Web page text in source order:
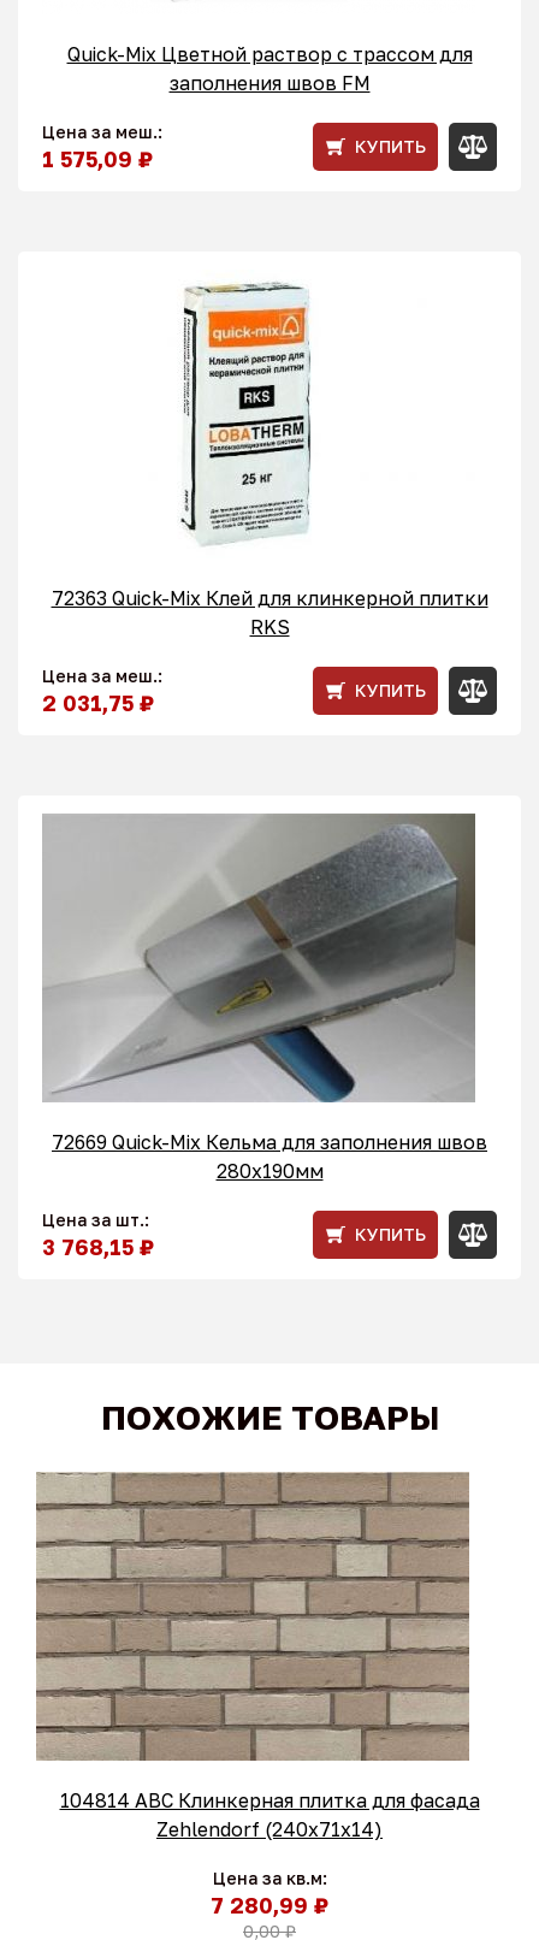
Quick-Mix Цветной раствор с трассом для
заполнения швов FM
Цена за меш.:
1 575,09 ₽ КУПИТЬ
72363 Quick-Mix Клей для клинкерной плитки
RKS
Цена за меш.:
2 031,75 ₽ КУПИТЬ
72669 Quick-Mix Кельма для заполнения швов
280x190мм
Цена за шт.:
3 768,15 ₽ КУПИТЬ
ПОХОЖИЕ ТОВАРЫ
104814 ABC Клинкерная плитка для фасада
Zehlendorf (240x71x14)
Цена за кв.м:
7 280,99 ₽
0,00 ₽